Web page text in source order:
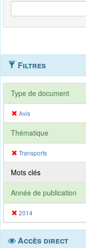
Filtres
Type de document
Avis
Thématique
Transports
Mots clés
Année de publication
2014
Accès direct